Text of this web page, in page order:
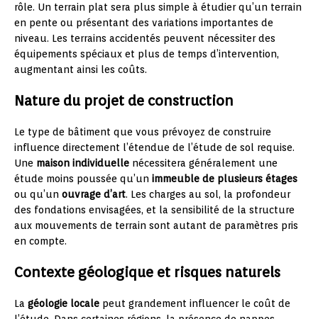
rôle. Un terrain plat sera plus simple à étudier qu’un terrain
en pente ou présentant des variations importantes de
niveau. Les terrains accidentés peuvent nécessiter des
équipements spéciaux et plus de temps d’intervention,
augmentant ainsi les coûts.
Nature du projet de construction
Le type de bâtiment que vous prévoyez de construire
influence directement l’étendue de l’étude de sol requise.
Une maison individuelle nécessitera généralement une
étude moins poussée qu’un immeuble de plusieurs étages
ou qu’un ouvrage d’art. Les charges au sol, la profondeur
des fondations envisagées, et la sensibilité de la structure
aux mouvements de terrain sont autant de paramètres pris
en compte.
Contexte géologique et risques naturels
La géologie locale peut grandement influencer le coût de